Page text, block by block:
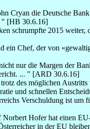
Cryan die Deutsche
" [HB 30.6.16]
schrumpfte 2015
ein Chef, der von
nur die Margen der
... " [ARD 30.6.16]
des möglichen
und schnellen
Verschuldung ist um
Norbert Hofer hat einen
in der EU